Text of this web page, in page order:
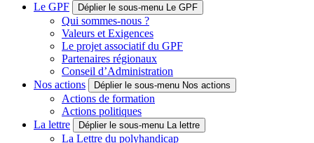
Le GPF
Déplier le sous-menu Le GPF
Qui sommes-nous ?
Valeurs et Exigences
Le projet associatif du GPF
Partenaires régionaux
Conseil d’Administration
Nos actions
Déplier le sous-menu Nos actions
Actions de formation
Actions politiques
La lettre
Déplier le sous-menu La lettre
La Lettre du polyhandicap